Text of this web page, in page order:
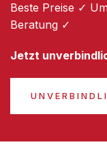
Beste Preise ✓
Beratung ✓
Jetzt